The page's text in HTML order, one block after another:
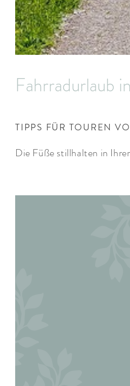
Fahrradurlaub
TIPPS FÜR TOUREN
Die Füße stillhalten in